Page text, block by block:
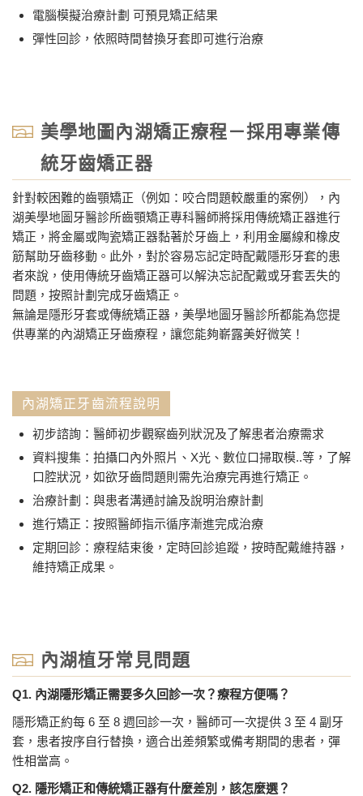
電腦模擬治療計劃 可預見矯正結果
彈性回診，依照時間替換牙套即可進行治療
美學地圖內湖矯正療程－採用專業傳
統牙齒矯正器
針對較困難的齒顎矯正（例如：咬合問題較嚴重的案例），內
湖美學地圖牙醫診所齒顎矯正專科醫師將採用傳統矯正器進行
矯正，將金屬或陶瓷矯正器黏著於牙齒上，利用金屬線和橡皮
筋幫助牙齒移動。此外，對於容易忘記定時配戴隱形牙套的患
者來說，使用傳統牙齒矯正器可以解決忘記配戴或牙套丟失的
問題，按照計劃完成牙齒矯正。
無論是隱形牙套或傳統矯正器，美學地圖牙醫診所都能為您提
供專業的內湖矯正牙齒療程，讓您能夠嶄露美好微笑！
內湖矯正牙齒流程說明
初步諮詢：醫師初步觀察齒列狀況及了解患者治療需求
資料搜集：拍攝口內外照片、X光、數位口掃取模..等，了解
口腔狀況，如欲牙齒問題則需先治療完再進行矯正。
治療計劃：與患者溝通討論及說明治療計劃
進行矯正：按照醫師指示循序漸進完成治療
定期回診：療程結束後，定時回診追蹤，按時配戴維持器，
維持矯正成果。
內湖植牙常見問題
Q1. 內湖隱形矯正需要多久回診一次？療程方便嗎？
隱形矯正約每 6 至 8 週回診一次，醫師可一次提供 3 至 4 副牙
套，患者按序自行替換，適合出差頻繁或備考期間的患者，彈
性相當高。
Q2. 隱形矯正和傳統矯正器有什麼差別，該怎麼選？